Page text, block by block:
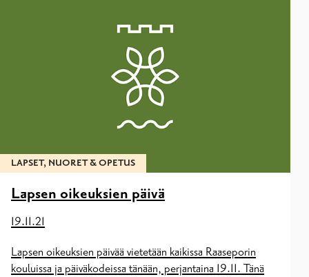
LAPSET, NUORET & OPETUS
Lapsen oikeuksien päivä
19.11.21
Lapsen oikeuksien päivää vietetään kaikissa Raaseporin
kouluissa ja päiväkodeissa tänään, perjantaina 19.11. Tänä